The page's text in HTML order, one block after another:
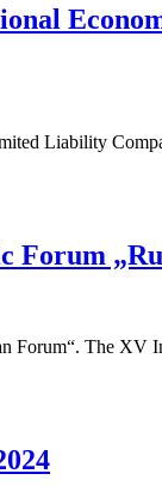
Liability
Forum
Forum“. The XV